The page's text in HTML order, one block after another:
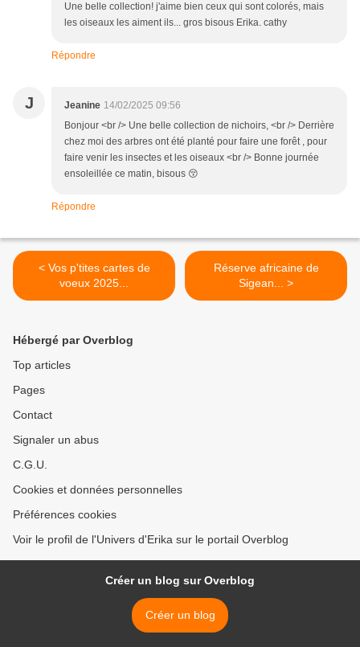
Une belle collection! j'aime bien ceux qui sont colorés, mais
les oiseaux les aiment ils... gros bisous Erika. cathy
Répondre
J Jeanine 14/02/2025 09:56
Bonjour <br /> Une belle collection de nichoirs, <br /> Derrière
chez moi des arbres ont été planté pour faire une forêt , pour
faire venir les insectes et les oiseaux <br /> Bonne journée
ensoleillée ce matin, bisous 😚
Répondre
< Vos p'tites cartes de
voeux 2025...
Réserve africaine de
Sigean... >
Hébergé par Overblog
Top articles
Pages
Contact
Signaler un abus
C.G.U.
Cookies et données personnelles
Préférences cookies
Voir le profil de l'Univers d'Erika sur le portail Overblog
Créer un blog sur Overblog
Créer un blog